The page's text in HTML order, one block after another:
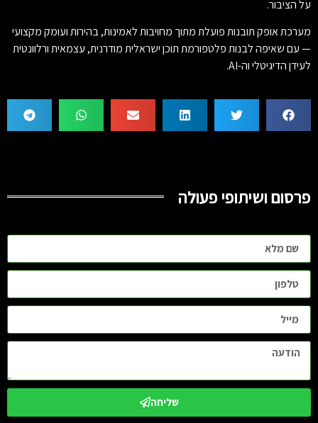
על הציבור.
מערכת אופק תובנות פועלת מתוך מחויבות לאמינות, בהירות ועומק מקצועי
— עם שאיפה לבנות פלטפורמת תוכן ישראלית מודרנית, עצמאית ורלוונטית
לעידן הדיגיטלי וה-AI.
פרסום ושיתופי פעולה
שליחה